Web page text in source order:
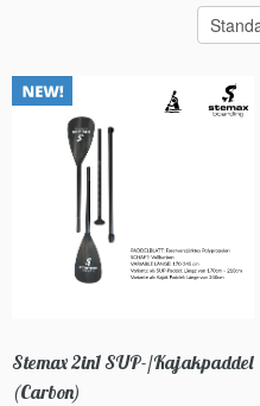
Stemax 2in1 SUP-/Kajakpaddel
(Carbon)